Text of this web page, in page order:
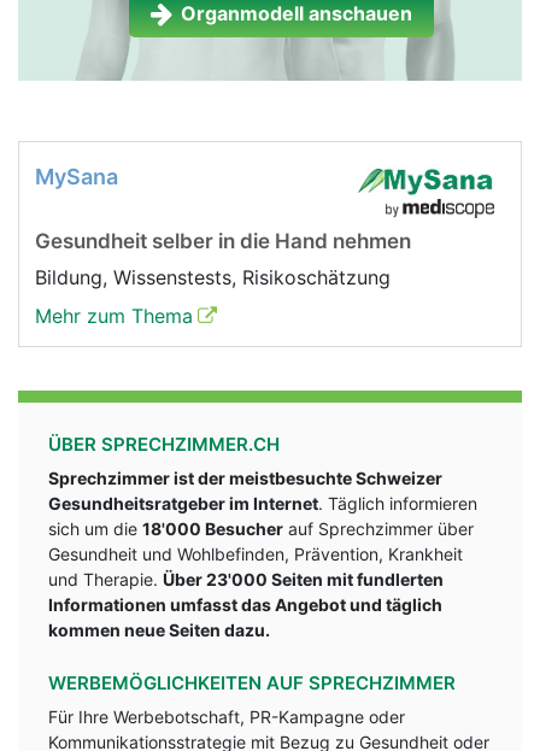
Organmodell anschauen
MySana
Gesundheit selber in die Hand nehmen
Bildung, Wissenstests, Risikoschätzung
Mehr zum Thema
ÜBER SPRECHZIMMER.CH
Sprechzimmer ist der meistbesuchte Schweizer
Gesundheitsratgeber im Internet. Täglich informieren
sich um die 18'000 Besucher auf Sprechzimmer über
Gesundheit und Wohlbefinden, Prävention, Krankheit
und Therapie. Über 23'000 Seiten mit fundlerten
Informationen umfasst das Angebot und täglich
kommen neue Seiten dazu.
WERBEMÖGLICHKEITEN AUF SPRECHZIMMER
Für Ihre Werbebotschaft, PR-Kampagne oder
Kommunikationsstrategie mit Bezug zu Gesundheit oder